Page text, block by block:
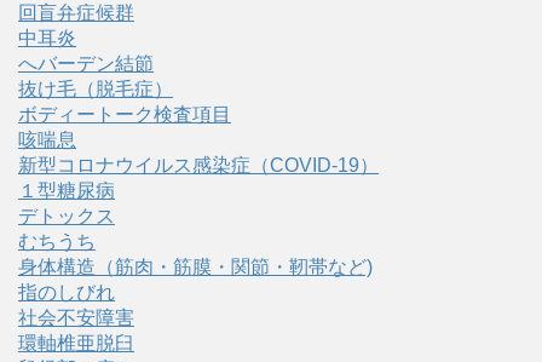
回盲弁症候群
中耳炎
へバーデン結節
抜け毛（脱毛症）
ボディートーク検査項目
咳喘息
新型コロナウイルス感染症（COVID‑19）
１型糖尿病
デトックス
むちうち
身体構造（筋肉・筋膜・関節・靭帯など)
指のしびれ
社会不安障害
環軸椎亜脱臼